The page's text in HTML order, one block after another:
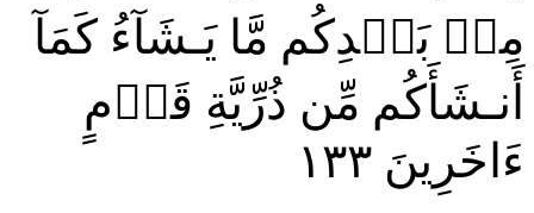
مِنۢ بَعۡدِكُم مَّا يَـشَآءُ كَمَآ
أَنـشَأَكُم مِّن ذُرِّيَّةِ قَوۡمٍ
ءَاخَرِينَ ١٣٣